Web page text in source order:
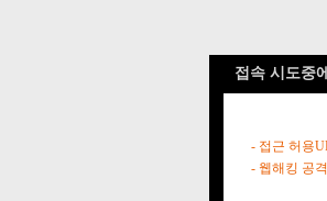
접속 시도중
- 접근 허용
- 웹해킹 공